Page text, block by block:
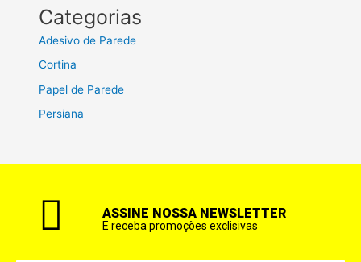
Categorias
Adesivo de Parede
Cortina
Papel de Parede
Persiana
ASSINE NOSSA NEWSLETTER
E receba promoções exclisivas